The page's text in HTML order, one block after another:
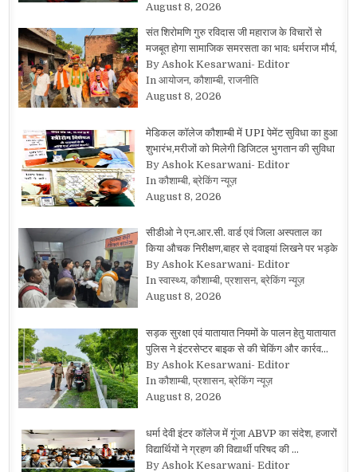
August 8, 2026
संत शिरोमणि गुरु रविदास जी महाराज के विचारों से
मजबूत होगा सामाजिक समरसता का भाव: धर्मराज मौर्य,
By Ashok Kesarwani- Editor
In आयोजन, कौशाम्बी, राजनीति
August 8, 2026
मेडिकल कॉलेज कौशाम्बी में UPI पेमेंट सुविधा का हुआ
शुभारंभ,मरीजों को मिलेगी डिजिटल भुगतान की सुविधा
By Ashok Kesarwani- Editor
In कौशाम्बी, ब्रेकिंग न्यूज़
August 8, 2026
सीडीओ ने एन.आर.सी. वार्ड एवं जिला अस्पताल का
किया औचक निरीक्षण,बाहर से दवाइयां लिखने पर भड़के
By Ashok Kesarwani- Editor
In स्वास्थ्य, कौशाम्बी, प्रशासन, ब्रेकिंग न्यूज़
August 8, 2026
सड़क सुरक्षा एवं यातायात नियमों के पालन हेतु यातायात
पुलिस ने इंटरसेप्टर बाइक से की चेकिंग और कार्रव…
By Ashok Kesarwani- Editor
In कौशाम्बी, प्रशासन, ब्रेकिंग न्यूज़
August 8, 2026
धर्मा देवी इंटर कॉलेज में गूंजा ABVP का संदेश, हजारों
विद्यार्थियों ने ग्रहण की विद्यार्थी परिषद की …
By Ashok Kesarwani- Editor